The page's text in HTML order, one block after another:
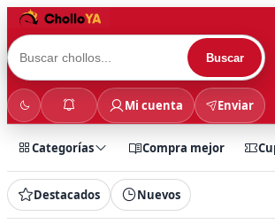
Buscar
Mi cuenta Enviar
Categorías Compra mejor
Destacados Nuevos